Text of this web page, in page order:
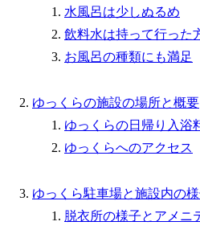
水風呂は少しぬるめ
飲料水は持って行った
お風呂の種類にも満足
ゆっくらの施設の場所と概要
ゆっくらの日帰り入浴
ゆっくらへのアクセス
ゆっくら駐車場と施設内の
脱衣所の様子とアメニ